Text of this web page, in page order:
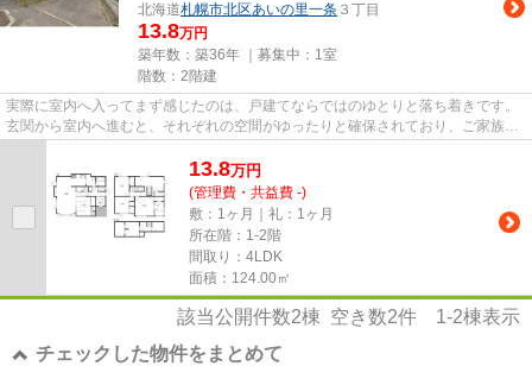
北海道札幌市北区あいの里一条 ３丁目
13.8万円
築年数：築36年 ｜募集中： 1室
階数：2階建
実際に室内へ入ってまず感じたのは、戸建てならではのゆとりと落ち着きです。
玄関から室内へ進むと、それぞれの空間がゆったりと確保されており、ご家族が
13.8万円
(管理費・共益費 -)
敷：1ヶ月｜礼：1ヶ月
所在階：1-2階
間取り：4LDK
面積：124.00㎡
該当公開件数2棟 空き数2件 1-2棟表示
チェックした物件をまとめて